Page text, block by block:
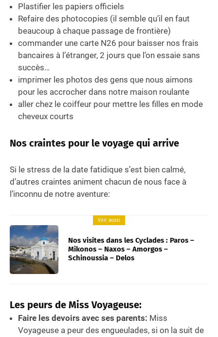
Plastifier les papiers officiels
Refaire des photocopies (il semble qu’il en faut
beaucoup à chaque passage de frontière)
commander une carte N26 pour baisser nos frais
bancaires à l’étranger, 2 jours que l’on essaie sans
succès…
imprimer les photos des gens que nous aimons
pour les accrocher dans notre maison roulante
aller chez le coiffeur pour mettre les filles en mode
cheveux courts
Nos craintes pour le voyage qui arrive
Si le stress de la date fatidique s’est bien calmé,
d’autres craintes animent chacun de nous face à
l’inconnu de notre aventure:
Voir aussi
Nos visites dans les Cyclades : Paros –
Mikonos – Naxos – Amorgos –
Schinoussia – Delos
Les peurs de Miss Voyageuse:
Faire les devoirs avec ses parents: Miss
Voyageuse a peur des engueulades, si on la suit de